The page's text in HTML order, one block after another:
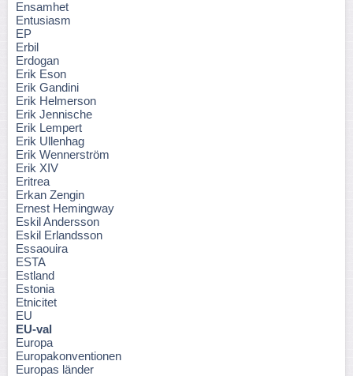
Ensamhet
Entusiasm
EP
Erbil
Erdogan
Erik Eson
Erik Gandini
Erik Helmerson
Erik Jennische
Erik Lempert
Erik Ullenhag
Erik Wennerström
Erik XIV
Eritrea
Erkan Zengin
Ernest Hemingway
Eskil Andersson
Eskil Erlandsson
Essaouira
ESTA
Estland
Estonia
Etnicitet
EU
EU-val
Europa
Europakonventionen
Europas länder